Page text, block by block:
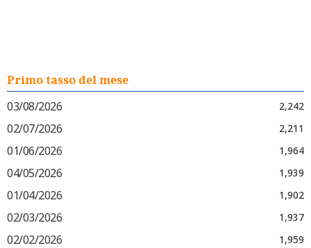
Primo tasso del mese
03/08/2026
2,242
02/07/2026 2,211
01/06/2026 1,964
04/05/2026 1,939
01/04/2026 1,902
02/03/2026 1,937
02/02/2026 1,959